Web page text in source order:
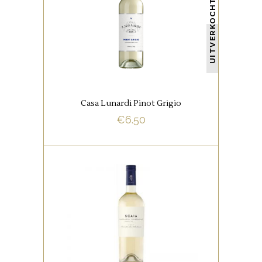
UITVERKOCHT
De Casa Lunardi Pinot Grigio is
een volle, fruitige, varieteit wijn
met opvallende citrusgeuren
van grapefruit en aangename
Casa Lunardi Pinot Grigio
€6.50
ITALIAANSE FAVORIETEN
WITTE WIJNEN
Topper! Blend van Garganega
en smaakt intens en complex